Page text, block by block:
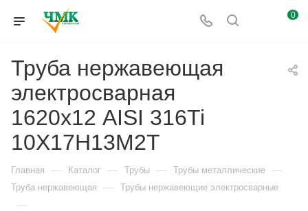
0
Труба нержавеющая
электросварная
1620х12 AISI 316Ti
10Х17Н13М2Т
Главная — Каталог — Трубы — Трубы металлические —
Труба нержавеющая — Трубы нержавеющие электросварные
—